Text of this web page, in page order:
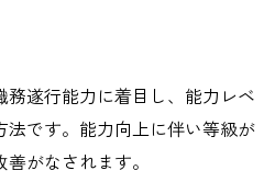
遂行能力に着目し、能力レベ
です。能力向上に伴い等級が
がなされます。